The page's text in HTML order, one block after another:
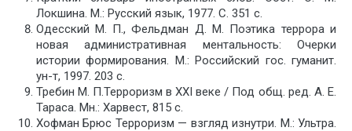
Локшина. М.: Русский язык, 1977. С. 351 с.
Одесский М. П., Фельдман Д. М. Поэтика террора и
новая административная ментальность: Очерки
истории формирования. М.: Российский гос. гуманит.
ун-т, 1997. 203 с.
Требин М. П.Терроризм в XXI веке / Под общ. ред. А. Е.
Тараса. Мн.: Харвест, 815 с.
Хофман Брюс Терроризм — взгляд изнутри. М.: Ультра.